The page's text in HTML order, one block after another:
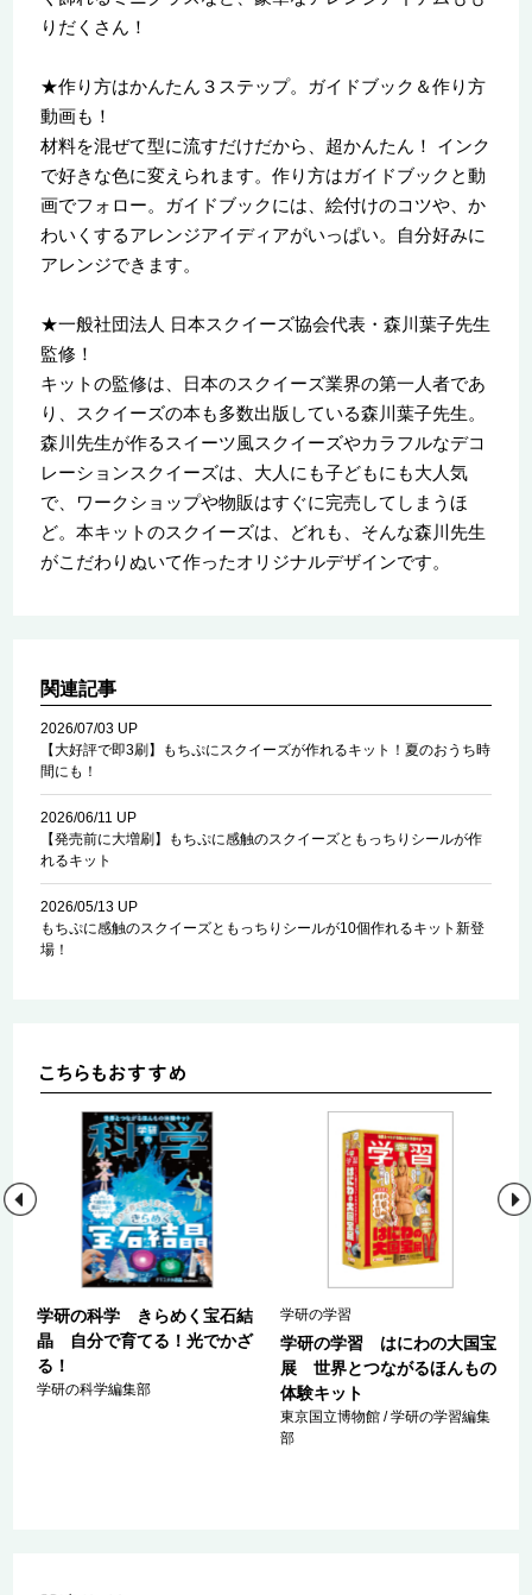
りだくさん！
★作り方はかんたん３ステップ。ガイドブック＆作り方
動画も！
材料を混ぜて型に流すだけだから、超かんたん！ インク
で好きな色に変えられます。作り方はガイドブックと動
画でフォロー。ガイドブックには、絵付けのコツや、か
わいくするアレンジアイディアがいっぱい。自分好みに
アレンジできます。
★一般社団法人 日本スクイーズ協会代表・森川葉子先生
監修！
キットの監修は、日本のスクイーズ業界の第一人者であ
り、スクイーズの本も多数出版している森川葉子先生。
森川先生が作るスイーツ風スクイーズやカラフルなデコ
レーションスクイーズは、大人にも子どもにも大人気
で、ワークショップや物販はすぐに完売してしまうほ
ど。本キットのスクイーズは、どれも、そんな森川先生
がこだわりぬいて作ったオリジナルデザインです。
関連記事
2026/07/03 UP
【大好評で即3刷】もちぷにスクイーズが作れるキット！夏のおうち時
間にも！
2026/06/11 UP
【発売前に大増刷】もちぷに感触のスクイーズともっちりシールが作
れるキット
2026/05/13 UP
もちぷに感触のスクイーズともっちりシールが10個作れるキット新登
場！
学研の科学 きらめく宝石結
晶 自分で育てる！光でかざ
る！
学研の科学編集部
学研の学習
学研の学習 はにわの大国宝
展 世界とつながるほんもの
体験キット
東京国立博物館 / 学研の学習編集
部